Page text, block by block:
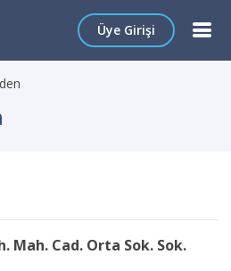
Üye Girişi
Mah. Cad. Orta Sok. Sok.